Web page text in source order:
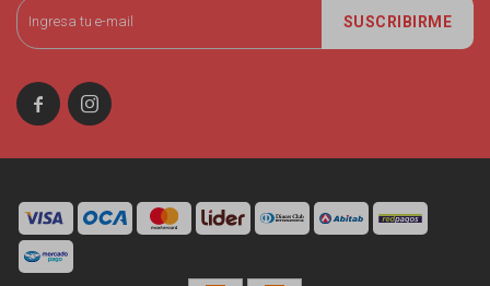
SUSCRIBIRME
 